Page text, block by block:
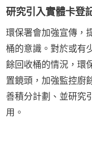
研究引入實體卡登
環保署會加強宣傳，
桶的意識。對於或有
餘回收桶的情況，環
置鏡頭，加強監控廚
善積分計劃、並研究
用。